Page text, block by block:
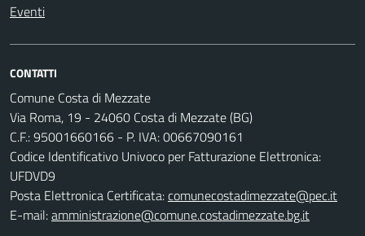
Eventi
CONTATTI
Comune Costa di Mezzate
Via Roma, 19 - 24060 Costa di Mezzate (BG)
C.F.: 95001660166 - P. IVA: 00667090161
Codice Identificativo Univoco per Fatturazione Elettronica:
UFDVD9
Posta Elettronica Certificata:comunecostadimezzate@pec.it
E-mail:amministrazione@comune.costadimezzate.bg.it